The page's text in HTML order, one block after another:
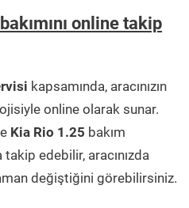
online takip
kapsamında, aracınızın
online olarak sunar.
Kia Rio 1.25 bakım
takip edebilir, aracınızda
değiştiğini görebilirsiniz.